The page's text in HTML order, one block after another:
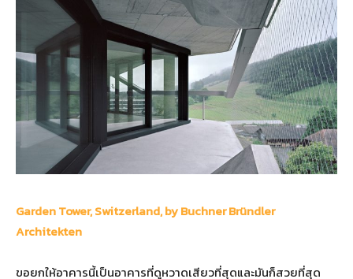
Garden Tower, Switzerland, by Buchner Bründler
Architekten
ขอยกให้อาคารนี้เป็นอาคารที่ดูหวาดเสียวที่สุดและมันก็สวยที่สุด